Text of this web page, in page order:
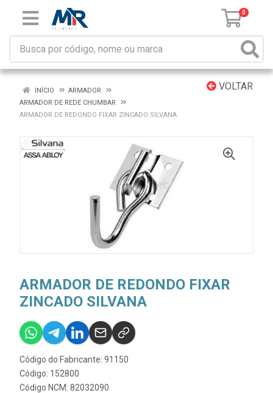
0
VOLTAR
INÍCIO
ARMADOR
ARMADOR DE REDE CHUMBAR
ARMADOR DE REDONDO FIXAR ZINCADO SILVANA
ARMADOR DE REDONDO FIXAR
ZINCADO SILVANA
Código do Fabricante: 91150
Código: 152800
Código NCM: 82032090